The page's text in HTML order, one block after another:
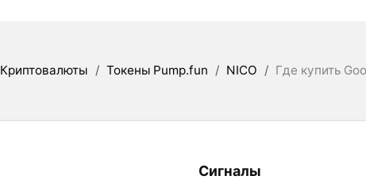
Криптовалюты / Токены Pump.fun / NICO / Где купить
Сигналы